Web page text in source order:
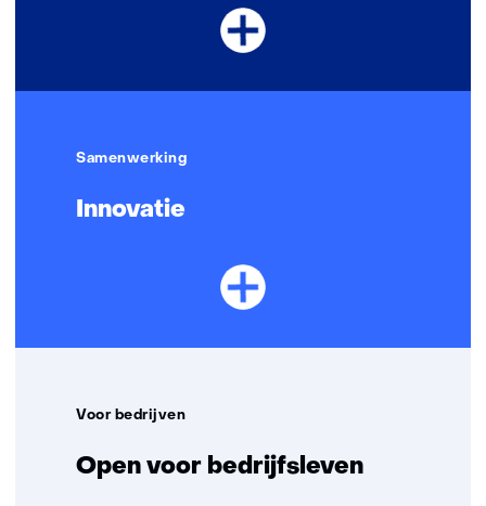
Innovatie
Samenwerking
Open voor bedrijfsleven
Voor bedrijven